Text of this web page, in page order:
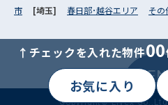
↑チェックを入れた物件00
お気に入り
市
[埼玉] 春日部･越谷エリア その
Copyright© Livex